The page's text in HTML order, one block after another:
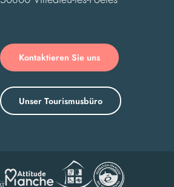
Kontaktieren Sie uns
Unser Tourismusbüro